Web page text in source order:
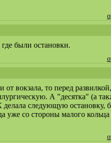
были остановки.
вокзала, то перед
А "десятка" (а
делала следующую остановку,
уже со стороны малого кольца